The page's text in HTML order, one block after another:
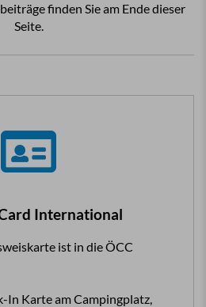
finden Sie am Ende dieser
Seite.
International
ist in die ÖCC
In Karte am Campingplatz,